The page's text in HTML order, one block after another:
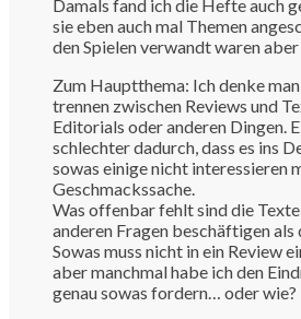
Damals fand ich die Hefte auch
sie eben auch mal Themen
den Spielen verwandt waren
Zum Hauptthema: Ich denke
trennen zwischen Reviews und
Editorials oder anderen Dingen.
schlechter dadurch, dass es ins
sowas einige nicht interessieren
Geschmackssache.
Was offenbar fehlt sind die
anderen Fragen beschäftigen als
Sowas muss nicht in ein Review
aber manchmal habe ich den
genau sowas fordern… oder wie?